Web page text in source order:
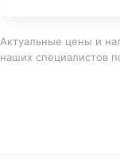
Актуальные цены и
наших специалистов